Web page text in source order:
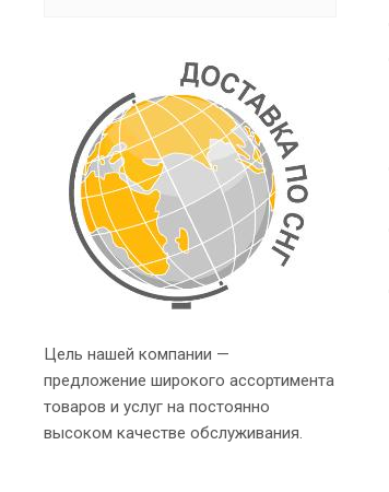
Цель нашей компании —
предложение широкого ассортимента
товаров и услуг на постоянно
высоком качестве обслуживания.